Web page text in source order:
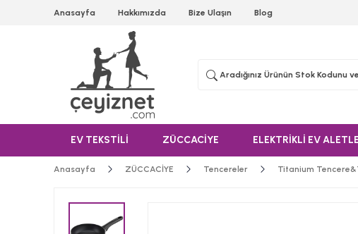
Anasayfa Hakkımızda Bize Ulaşın Blog
EV TEKSTİLİ ZÜCCACİYE ELEKTRİKLİ EV
Anasayfa ZÜCCACİYE Tencereler Titanium